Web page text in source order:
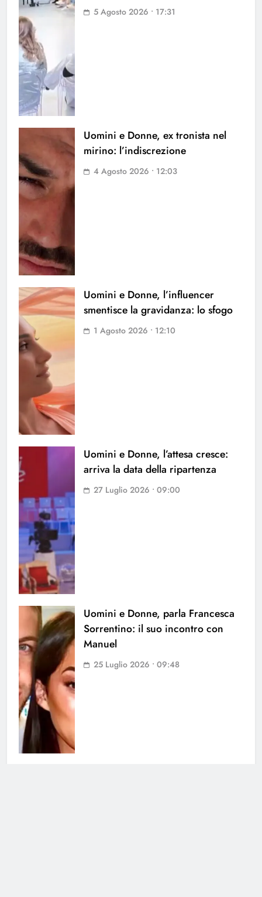
5 Agosto 2026 • 17:31
Uomini e Donne, ex tronista nel
mirino: l’indiscrezione
4 Agosto 2026 • 12:03
Uomini e Donne, l’influencer
smentisce la gravidanza: lo sfogo
1 Agosto 2026 • 12:10
Uomini e Donne, l’attesa cresce:
arriva la data della ripartenza
27 Luglio 2026 • 09:00
Uomini e Donne, parla Francesca
Sorrentino: il suo incontro con
Manuel
25 Luglio 2026 • 09:48